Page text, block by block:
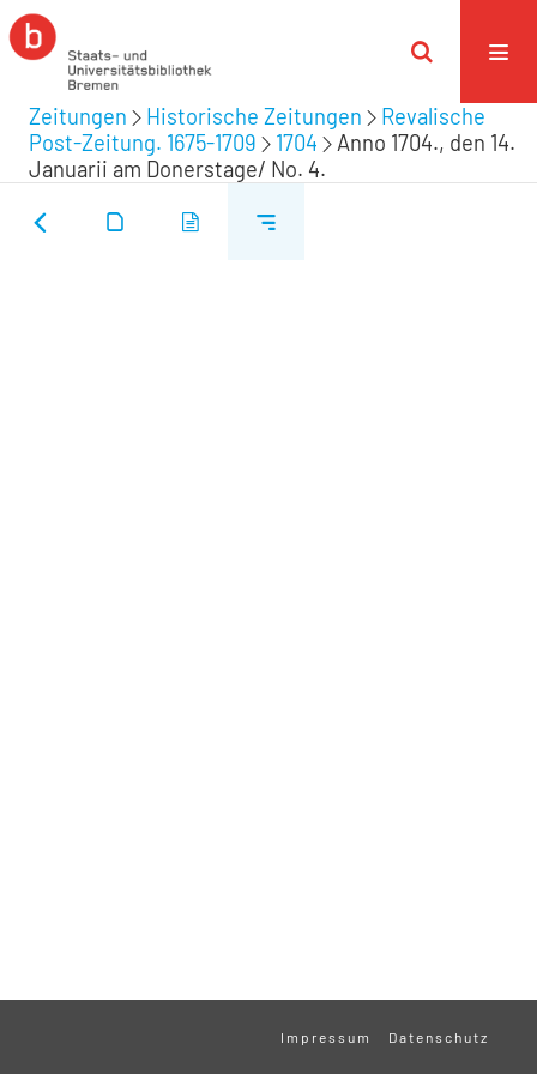
Zeitungen Historische Zeitungen
Revalische
Post-Zeitung. 1675-1709
1704
Anno 1704., den 14.
Januarii am Donerstage/ No. 4.
Impressum Datenschutz